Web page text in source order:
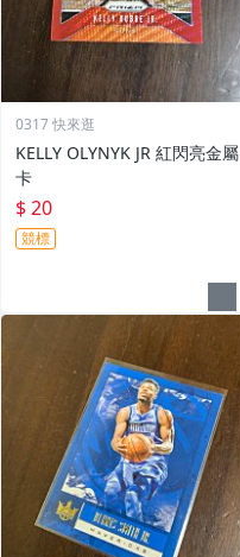
0317 快來逛
KELLY OLYNYK JR 紅閃亮金屬
卡
$ 20
競標